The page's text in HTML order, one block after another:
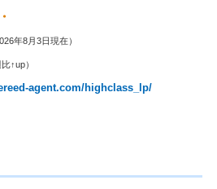
年8月3日現在）
比↑up）
agent.com/highclass_lp/